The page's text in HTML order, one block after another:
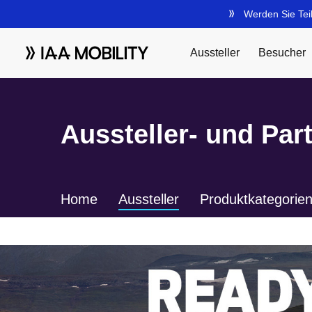
Aussteller- und
Home Aussteller Produktkategorien